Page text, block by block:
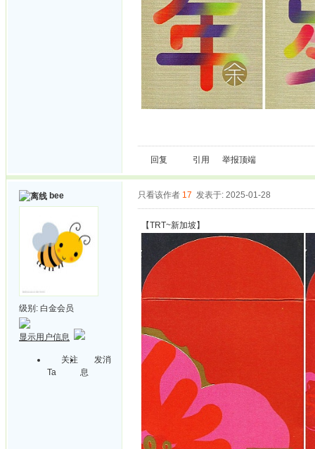
回复 引用 举报顶端
bee
级别: 白金会员
显示用户信息
关注
Ta
发消
息
只看该作者 17 发表于: 2025-01-28
【TRT~新加坡】